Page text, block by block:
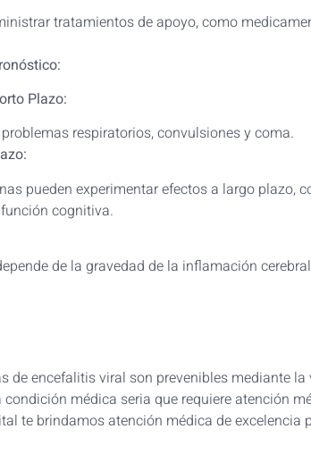
tratamientos de apoyo, como
Plazo:
respiratorios, convulsiones y coma.
pueden experimentar efectos a largo plazo,
cognitiva.
de la gravedad de la inflamación
de encefalitis viral son prevenibles mediante la
médica seria que requiere atención
te brindamos atención médica de